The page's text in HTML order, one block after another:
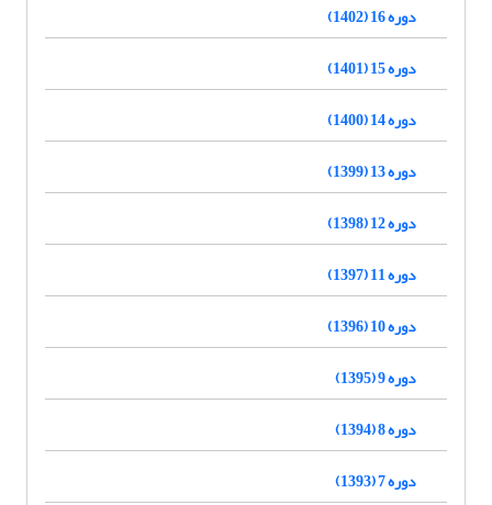
دوره 16 (1402)
دوره 15 (1401)
دوره 14 (1400)
دوره 13 (1399)
دوره 12 (1398)
دوره 11 (1397)
دوره 10 (1396)
دوره 9 (1395)
دوره 8 (1394)
دوره 7 (1393)